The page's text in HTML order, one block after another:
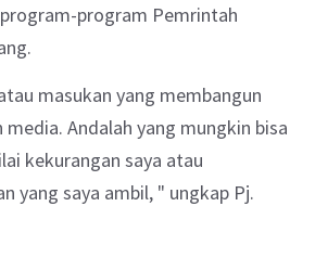
program Pemrintah
masukan yang membangun
Andalah yang mungkin bisa
kekurangan saya atau
yang saya ambil, " ungkap Pj.